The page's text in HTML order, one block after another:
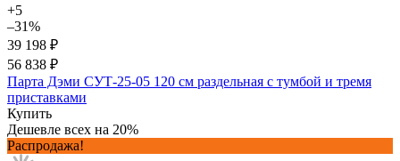
+5
–31%
39 198 ₽
56 838 ₽
Парта Дэми СУТ-25-05 120 см раздельная с тумбой и тремя
приставками
Купить
Дешевле всех на 20%
Распродажа!